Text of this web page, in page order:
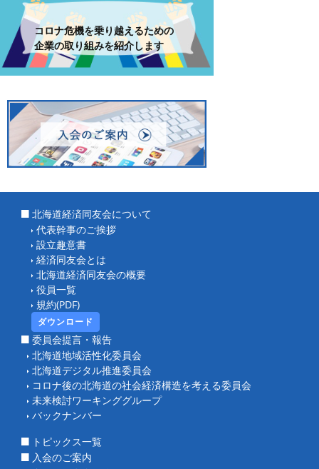
コロナ危機を乗り越えるための
企業の取り組みを紹介します
北海道経済同友会について
代表幹事のご挨拶
設立趣意書
経済同友会とは
北海道経済同友会の概要
役員一覧
規約(PDF)
ダウンロード
委員会提言・報告
北海道地域活性化委員会
北海道デジタル推進委員会
コロナ後の北海道の社会経済構造を考える委員会
未来検討ワーキンググループ
バックナンバー
トピックス一覧
入会のご案内